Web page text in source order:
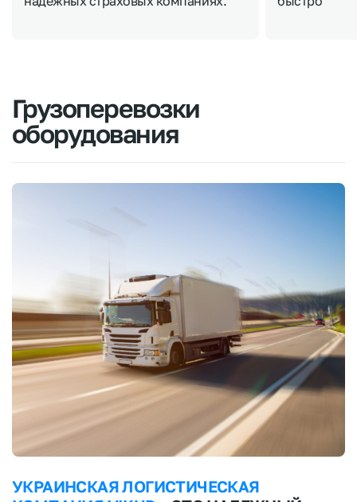
Грузоперевозки
оборудования
УКРАИНСКАЯ ЛОГИСТИЧЕСКАЯ